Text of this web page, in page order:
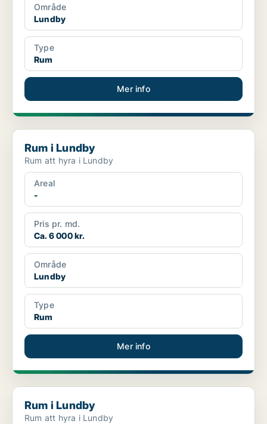
Område
Lundby
Type
Rum
Mer info
Rum i Lundby
Rum i Lundby
Rum att hyra i Lundby
Areal
-
Pris pr. md.
Ca. 6 000 kr.
Område
Lundby
Type
Rum
Mer info
Rum i Lundby
Rum i Lundby
Rum att hyra i Lundby